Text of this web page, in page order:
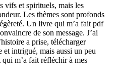
vifs et spirituels, mais les
Les thèmes sont profonds
Un livre qui m’a fait pdf
de son message. J’ai
a prise, télécharger
et intrigué, mais aussi un peu
m’a fait réfléchir à mes